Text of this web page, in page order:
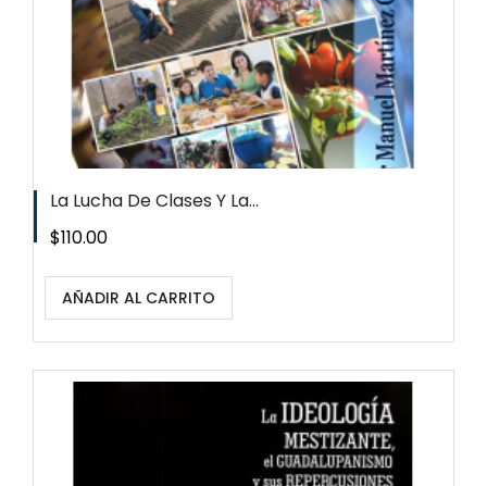
La Lucha De Clases Y La...
Precio
$110.00
AÑADIR AL CARRITO